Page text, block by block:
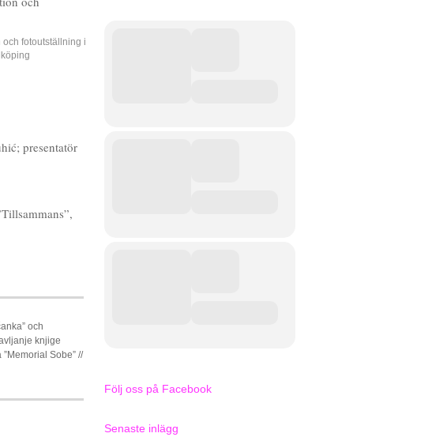
och fotoutställning i
presentatör
och
knjige
Sobe” //
Följ oss på Facebook
Senaste inlägg